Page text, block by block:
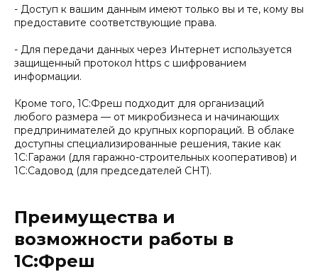
- Доступ к вашим данным имеют только вы и те, кому вы
предоставите соответствующие права.
- Для передачи данных через Интернет используется
защищенный протокол https с шифрованием
информации.
Кроме того, 1С:Фреш подходит для организаций
любого размера — от микробизнеса и начинающих
предпринимателей до крупных корпораций. В облаке
доступны специализированные решения, такие как
1С:Гаражи (для гаражно-строительных кооперативов) и
1С:Садовод (для председателей СНТ).
Преимущества и
возможности работы в
1С:Фреш